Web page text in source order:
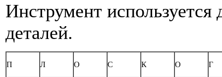
Инструмент
деталей.
П Л О С К О Г